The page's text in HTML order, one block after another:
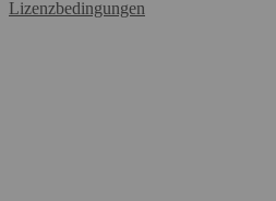
Lizenzbedingungen